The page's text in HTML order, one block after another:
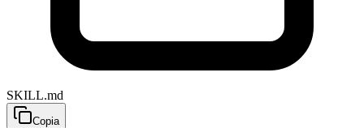
SKILL.md
Copia